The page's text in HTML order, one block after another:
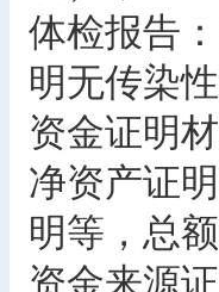
体检报告
明无传染
资金证明
净资产证
明等，总
资金来源